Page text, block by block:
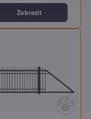
Zobrazit